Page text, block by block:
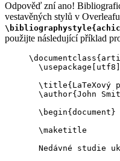
Odpověď zní ano!
vestavěných stylů v
použijte následující příklad
\documentclass{
\usepackage
utf8
\title
\author{John
\begin{ document }
\maketitle
Nedávné studie